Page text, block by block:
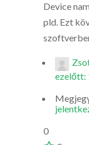
Device
pld. Ezt
ezelőtt:
0